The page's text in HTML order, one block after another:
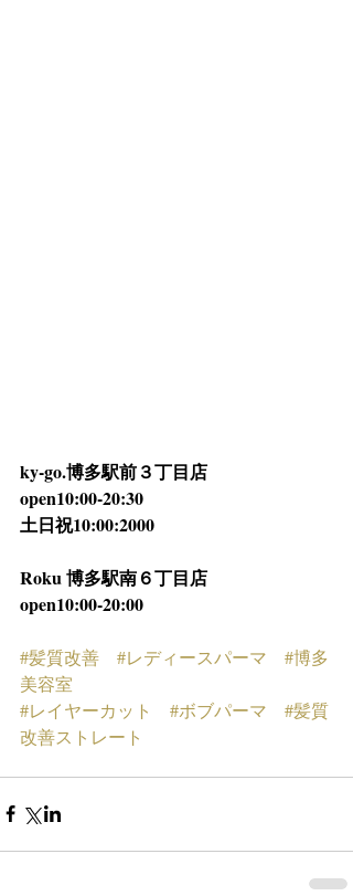
ky-go.博多駅前３丁目店
open10:00-20:30
土日祝10:00:2000
Roku 博多駅南６丁目店
open10:00-20:00
#髪質改善 #レディースパーマ
#博多
美容室
#レイヤーカット
#ボブパーマ
#髪質
改善ストレート